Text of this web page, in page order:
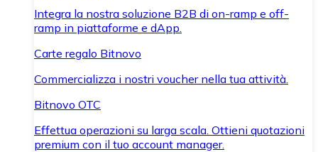
Integra la nostra soluzione B2B di on-ramp e off-
ramp in piattaforme e dApp.
Carte regalo Bitnovo
Commercializza i nostri voucher nella tua attività.
Bitnovo OTC
Effettua operazioni su larga scala. Ottieni quotazioni
premium con il tuo account manager.